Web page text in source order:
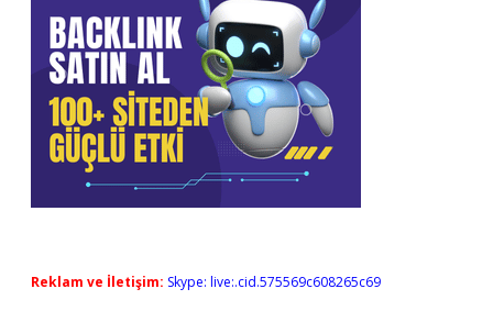
Reklam ve İletişim: Skype: live:.cid.575569c608265c69